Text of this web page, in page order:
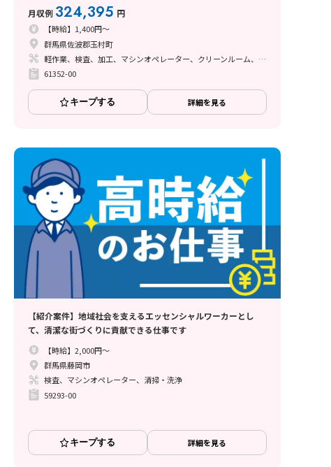
月収例 324,395 円
【時給】1,400円～
群馬県佐波郡玉村町
軽作業、検査、加工、マシンオペレーター、クリーンルーム、清掃・洗浄、品質管理、立ち作業、その他
61352-00
キープする 詳細を見る
【紹介案件】地域社会を支えるエッセンシャルワーカーとし
て、清潔な街づくりに貢献できる仕事です
【時給】2,000円～
群馬県藤岡市
検査、マシンオペレーター、清掃・洗浄
59293-00
キープする 詳細を見る